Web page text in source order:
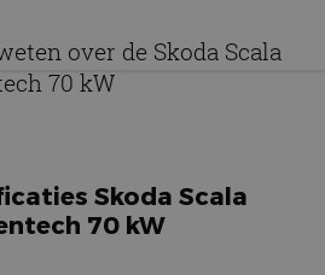
over de Skoda Scala
70 kW
Skoda Scala
70 kW